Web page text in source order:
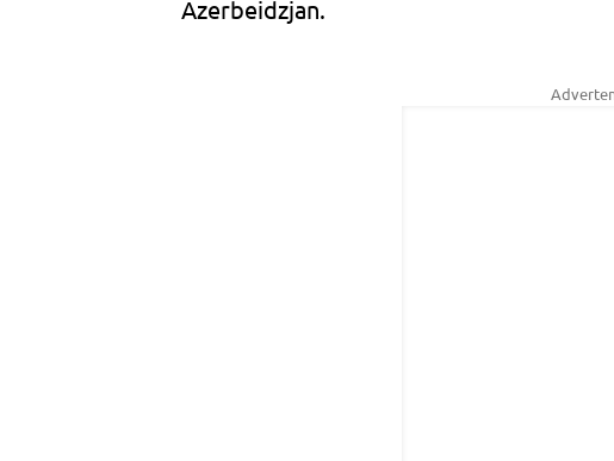
Azerbeidzjan.